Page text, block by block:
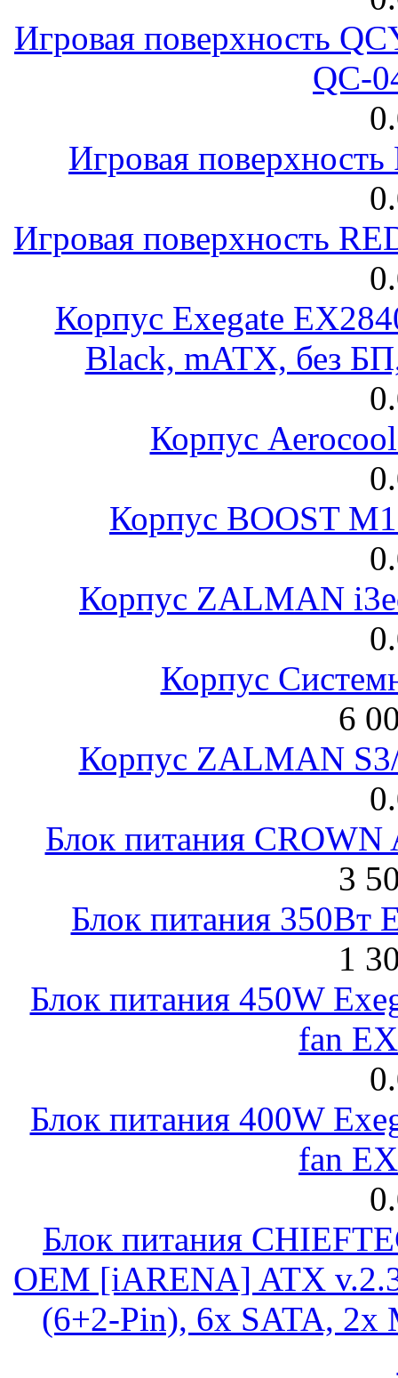
Игровая поверхность
QC-
Игровая
Игровая поверхность
Корпус Exegate
Black, mATX, без
Корпус
Корпус BOOST
Корпус ZALMAN
Корпус
6
Корпус ZALMAN
Блок питания
3
Блок питания 350Вт
1
Блок питания 450W
fan
Блок питания 400W
fan
Блок питания
OEM [iARENA] ATX
(6+2-Pin), 6x SATA, 2x